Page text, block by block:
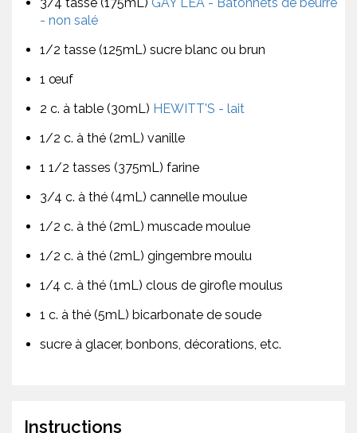
- non salé
1/2 tasse (125mL) sucre blanc ou brun
1 œuf
2 c. à table (30mL) HEWITT'S - lait
1/2 c. à thé (2mL) vanille
1 1/2 tasses (375mL) farine
3/4 c. à thé (4mL) cannelle moulue
1/2 c. à thé (2mL) muscade moulue
1/2 c. à thé (2mL) gingembre moulu
1/4 c. à thé (1mL) clous de girofle moulus
1 c. à thé (5mL) bicarbonate de soude
sucre à glacer, bonbons, décorations, etc.
Instructions